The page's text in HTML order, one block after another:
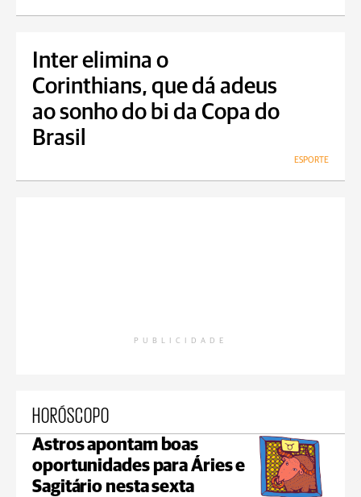
Inter elimina o
Corinthians, que dá adeus
ao sonho do bi da Copa do
Brasil
ESPORTE
PUBLICIDADE
HORÓSCOPO
Astros apontam boas
oportunidades para Áries e
Sagitário nesta sexta